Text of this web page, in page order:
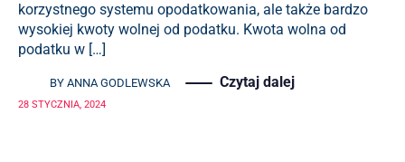
korzystnego systemu opodatkowania, ale także bardzo
wysokiej kwoty wolnej od podatku. Kwota wolna od
podatku w […]
BY ANNA GODLEWSKA Czytaj dalej
28 STYCZNIA, 2024